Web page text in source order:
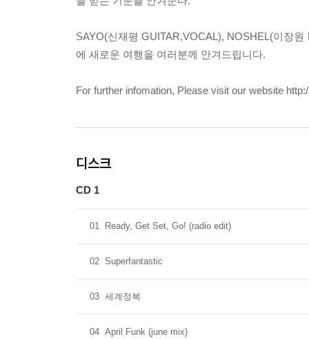
SAYO(신재평 GUITAR,VOCAL), NOSHEL(이장
에 새로운 여행을 여러분께 안겨드립니다.
For further infomation, Please visit our website
디스크
CD 1
01 Ready, Get Set, Go! (radio edit)
02 Superfantastic
03 세계정복
04 April Funk (june mix)